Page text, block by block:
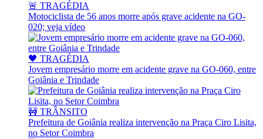
🚨 TRAGÉDIA
Motociclista de 56 anos morre após grave acidente na GO-
020; veja vídeo
🖤 TRAGÉDIA
Jovem empresário morre em acidente grave na GO-060, entre
Goiânia e Trindade
🚧 TRÂNSITO
Prefeitura de Goiânia realiza intervenção na Praça Ciro Lisita,
no Setor Coimbra